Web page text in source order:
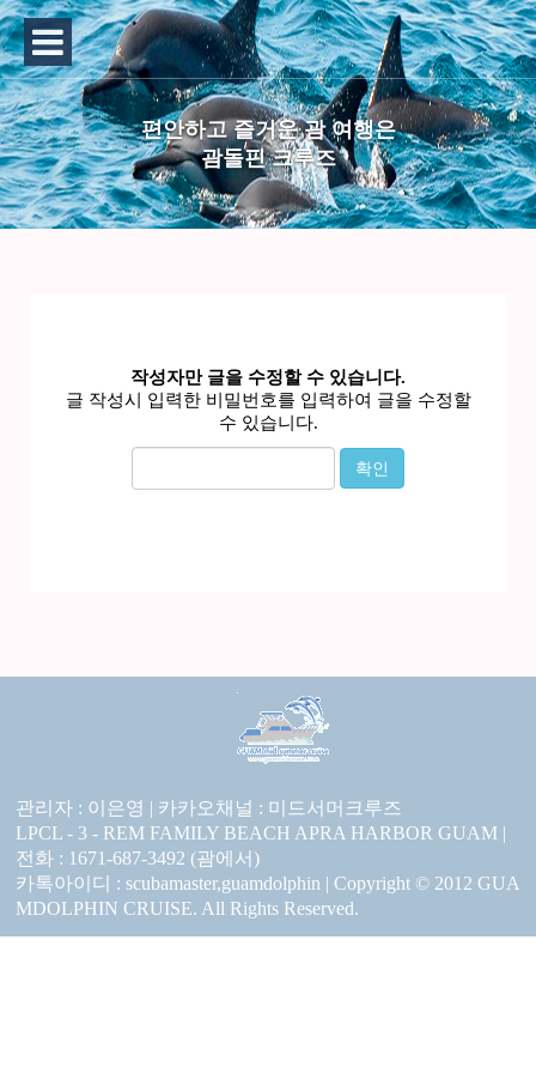
편안하고 즐거운 괌 여행은
괌돌핀 크루즈
작성자만 글을 수정할 수 있습니다.
글 작성시 입력한 비밀번호를 입력하여 글을 수정할
수 있습니다.
관리자 : 이은영 | 카카오채널 : 미드서머크루즈
LPCL - 3 - REM FAMILY BEACH APRA HARBOR GUAM |
전화 : 1671-687-3492 (괌에서)
카톡아이디 : scubamaster,guamdolphin | Copyright © 2012 GUA
MDOLPHIN CRUISE. All Rights Reserved.